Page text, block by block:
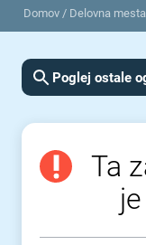
Domov / Delovna mesta
Poglej ostale
Ta